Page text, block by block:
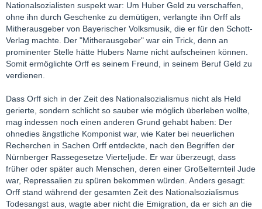
Nationalsozialisten suspekt war: Um Huber Geld zu verschaffen,
ohne ihn durch Geschenke zu demütigen, verlangte ihn Orff als
Mitherausgeber von Bayerischer Volksmusik, die er für den Schott-
Verlag machte. Der "Mitherausgeber" war ein Trick, denn an
prominenter Stelle hätte Hubers Name nicht aufscheinen können.
Somit ermöglichte Orff es seinem Freund, in seinem Beruf Geld zu
verdienen.
Dass Orff sich in der Zeit des Nationalsozialismus nicht als Held
gerierte, sondern schlicht so sauber wie möglich überleben wollte,
mag indessen noch einen anderen Grund gehabt haben: Der
ohnedies ängstliche Komponist war, wie Kater bei neuerlichen
Recherchen in Sachen Orff entdeckte, nach den Begriffen der
Nürnberger Rassegesetze Vierteljude. Er war überzeugt, dass
früher oder später auch Menschen, deren einer Großelternteil Jude
war, Repressalien zu spüren bekommen würden. Anders gesagt:
Orff stand während der gesamten Zeit des Nationalsozialismus
Todesangst aus, wagte aber nicht die Emigration, da er sich an die